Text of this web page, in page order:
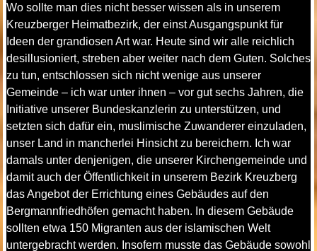
Wo sollte man dies nicht besser wissen als in unserem
Kreuzberger Heimatbezirk, der einst Ausgangspunkt für
Ideen der grandiosen Art war. Heute sind wir alle reichlich
desillusioniert, streben aber weiter nach dem Guten. Solches
zu tun, entschlossen sich nicht wenige aus unserer
Gemeinde – ich war unter ihnen – vor gut sechs Jahren, die
Initiative unserer Bundeskanzlerin zu unterstützen, und
setzten sich dafür ein, muslimische Zuwanderer einzuladen,
unser Land in mancherlei Hinsicht zu bereichern. Ich war
damals unter denjenigen, die unserer Kirchengemeinde und
damit auch der Öffentlichkeit in unserem Bezirk Kreuzberg
das Angebot der Errichtung eines Gebäudes auf den
Bergmannfriedhöfen gemacht haben. In diesem Gebäude
sollten etwa 150 Migranten aus der islamischen Welt
untergebracht werden. Insofern musste das Gebäude sowohl